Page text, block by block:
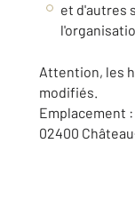
et d'autres
Attention, les
modifiés.
Emplacement :
02400